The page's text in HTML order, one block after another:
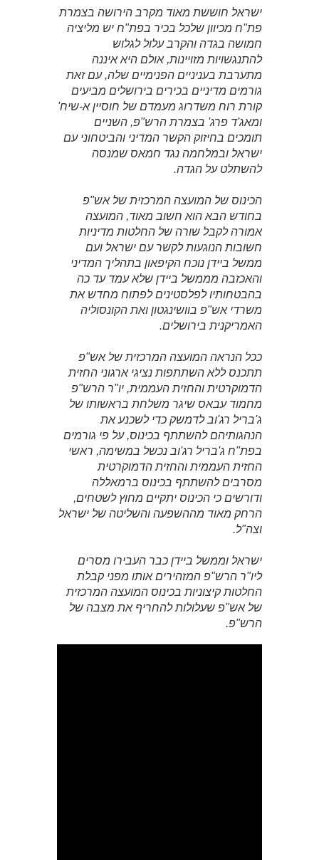
ישראל חוששת מאוד מקרב הירושה בצמרת
פת"ח מכיוון שלכל בכיר בפת"ח יש מליציה
חמושה בגדה והקרב עלול לגלוש
להתנגשויות מזויינות, אולם היא איננה
מתערבת בעניניים הפנימיים שלה, עם זאת
גורמים מדיניים בכירים בירושלים מביעים
קורת רוח משדרוג מעמדם של חוסיין א-שיח'
ומאג'ד פרג' בצמרת הרש"פ, השניים
תומכים בחיזוק הקשר המדיני והביטחוני עם
ישראל ובמלחמה נגד חמאס שמנסה
להשתלט על הגדה.
הכינוס של המועצה המרכזית של אש"פ
בחודש הבא הוא חשוב מאוד, המועצה
אמורה לקבל שורה של החלטות מדיניות
חשובות הנוגעות לקשר עם ישראל ועם
ממשל ביידן נוכח הקיפאון בתהליך המדיני
והאכזבה מממשל ביידן שלא עמד עד כה
בהבטחותיו לפלסטינים לפתוח מחדש את
משרדי אש"פ בוושינגטון ואת הקונסוליה
האמריקנית בירושלים.
ככל הנראה המועצה המרכזית של אש"פ
תתכנס ללא השתתפות נציגי ארגוני החזית
הדמוקרטית והחזית העממית, יו"ר הרש"פ
מחמוד עבאס שיגר משלחת בראשותו של
ג'בריל רג'וב לדמשק כדי לשכנע את
הנהגותיהם להשתתף בכינוס, על פי גורמים
בפת"ח ג'בריל רג'וב נכשל במשימה, ראשי
החזית העממית והחזית הדמוקרטית
מסרבים להשתתף בכינוס ברמאללה
ודורשים כי הכינוס יתקיים מחוץ לשטחים,
הרחק מאוד מההשפעה והשליטה של ישראל
וצה"ל.
ישראל וממשל ביידן כבר העבירו מסרים
ליו"ר הרש"פ המזהירים אותו מפני קבלת
החלטות קיצוניות בכינוס המועצה המרכזית
של אש"פ שעלולות להחריף את מצבה של
הרש"פ.